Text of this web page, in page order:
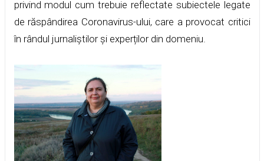
privind modul cum trebuie reflectate subiectele legate
de răspândirea Coronavirus-ului, care a provocat critici
în rândul jurnaliștilor și experților din domeniu.